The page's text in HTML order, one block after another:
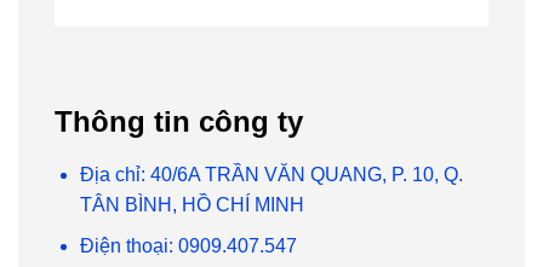
Thông tin công ty
Địa chỉ: 40/6A TRẦN VĂN QUANG, P. 10, Q.
TÂN BÌNH, HỒ CHÍ MINH
Điện thoại: 0909.407.547